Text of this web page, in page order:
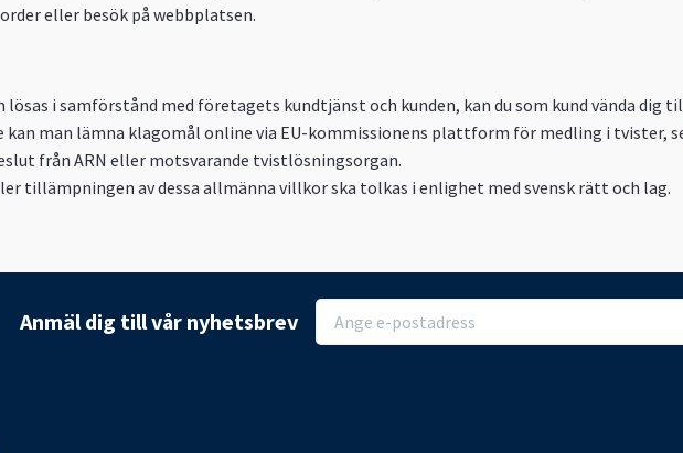
eller besök på webbplatsen.
i samförstånd med företagets kundtjänst och kunden, kan du som kund vända dig
kan man lämna klagomål online via EU-kommissionens plattform för medling i tvister,
från ARN eller motsvarande tvistlösningsorgan.
tillämpningen av dessa allmänna villkor ska tolkas i enlighet med svensk rätt och lag.
Anmäl dig till vår nyhetsbrev